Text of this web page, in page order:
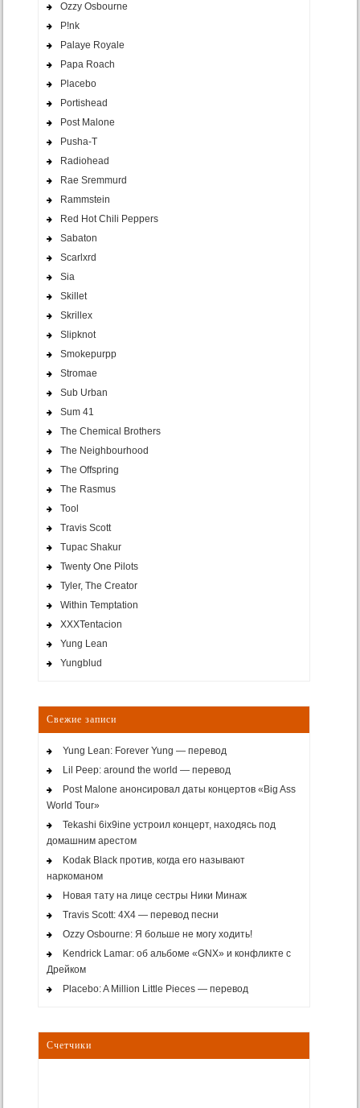
Ozzy Osbourne
P!nk
Palaye Royale
Papa Roach
Placebo
Portishead
Post Malone
Pusha-T
Radiohead
Rae Sremmurd
Rammstein
Red Hot Chili Peppers
Sabaton
Scarlxrd
Sia
Skillet
Skrillex
Slipknot
Smokepurpp
Stromae
Sub Urban
Sum 41
The Chemical Brothers
The Neighbourhood
The Offspring
The Rasmus
Tool
Travis Scott
Tupac Shakur
Twenty One Pilots
Tyler, The Creator
Within Temptation
XXXTentacion
Yung Lean
Yungblud
Свежие записи
Yung Lean: Forever Yung — перевод
Lil Peep: around the world — перевод
Post Malone анонсировал даты концертов «Big Ass
World Tour»
Tekashi 6ix9ine устроил концерт, находясь под
домашним арестом
Kodak Black против, когда его называют
наркоманом
Новая тату на лице сестры Ники Минаж
Travis Scott: 4X4 — перевод песни
Ozzy Osbourne: Я больше не могу ходить!
Kendrick Lamar: об альбоме «GNX» и конфликте с
Дрейком
Placebo: A Million Little Pieces — перевод
Счетчики